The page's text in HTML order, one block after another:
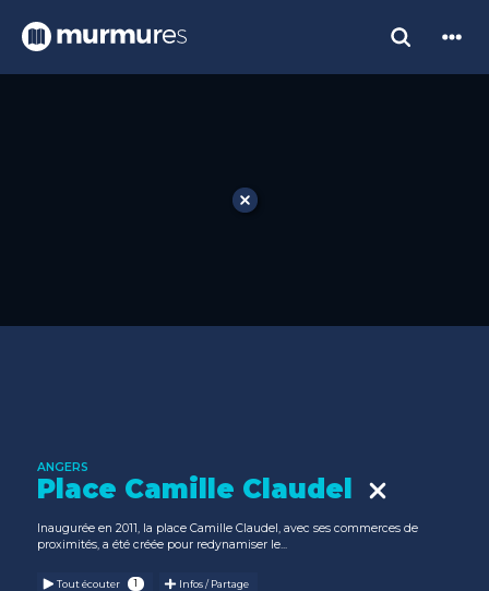
ANGERS
Place Camille Claudel
Inaugurée en 2011, la place Camille Claudel, avec ses commerces de
proximités, a été créée pour redynamiser le...
Tout écouter Infos / Partage